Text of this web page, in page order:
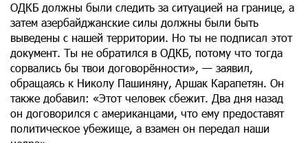
ОДКБ должны были следить за ситуацией на границе, а
затем азербайджанские силы должны были быть
выведены с нашей территории. Но ты не подписал этот
документ. Ты не обратился в ОДКБ, потому что тогда
сорвались бы твои договорённости», — заявил,
обращаясь к Николу Пашиняну, Аршак Карапетян. Он
также добавил: «Этот человек сбежит. Два дня назад
он договорился с американцами, что ему предоставят
политическое убежище, а взамен он передал наши